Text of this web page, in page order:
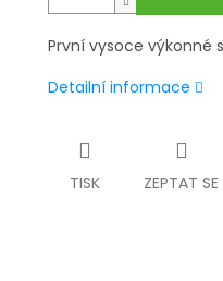
První vysoce výkonné
Detailní informace
TISK ZEPTAT SE